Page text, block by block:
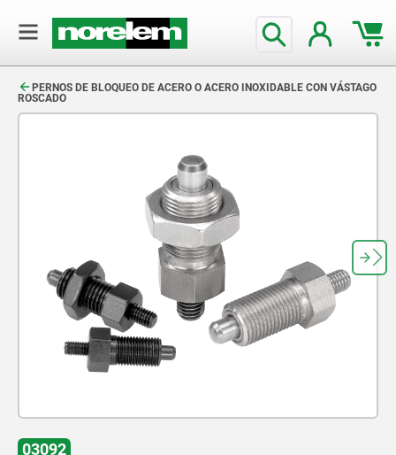
PERNOS DE BLOQUEO DE ACERO O ACERO INOXIDABLE CON VÁSTAGO
ROSCADO
03092